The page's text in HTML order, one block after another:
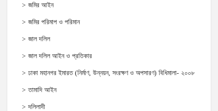
জমির আইন
জমির পরিমাপ ও পরিমান
জাল দলিল
জাল দলিল আইন ও প্রতিকার
ঢাকা মহানগর ইমারত (নির্মাণ, উন্নয়ন, সংরক্ষণ ও অপসারণ) বিধিমালা- ২০০৮
তামাদি আইন
দলিলাদী